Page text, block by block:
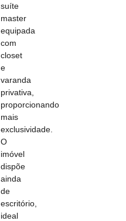
suíte
master
equipada
com
closet
e
varanda
privativa,
proporcionando
mais
exclusividade.
O
imóvel
dispõe
ainda
de
escritório,
ideal